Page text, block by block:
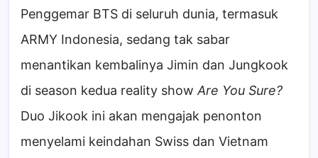
Penggemar BTS di seluruh dunia, termasuk
ARMY Indonesia, sedang tak sabar
menantikan kembalinya Jimin dan Jungkook
di season kedua reality show Are You Sure?
Duo Jikook ini akan mengajak penonton
menyelami keindahan Swiss dan Vietnam